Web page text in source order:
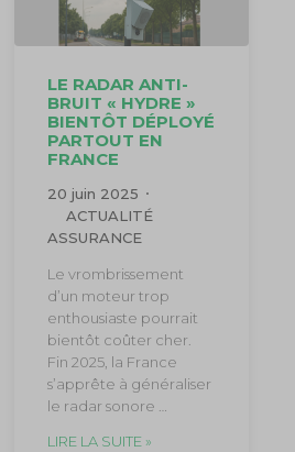
LE RADAR ANTI-
BRUIT « HYDRE »
BIENTÔT DÉPLOYÉ
PARTOUT EN
FRANCE
20 juin 2025
ACTUALITÉ
ASSURANCE
Le vrombrissement
d’un moteur trop
enthousiaste pourrait
bientôt coûter cher.
Fin 2025, la France
s’apprête à généraliser
le radar sonore …
LIRE LA SUITE »